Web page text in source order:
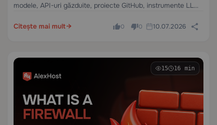
modele, API-uri găzduite, proiecte GitHub, instrumente LLM
privată. O pagină spune că…
Citește mai mult 0 0 10.07.2026
15 16 min